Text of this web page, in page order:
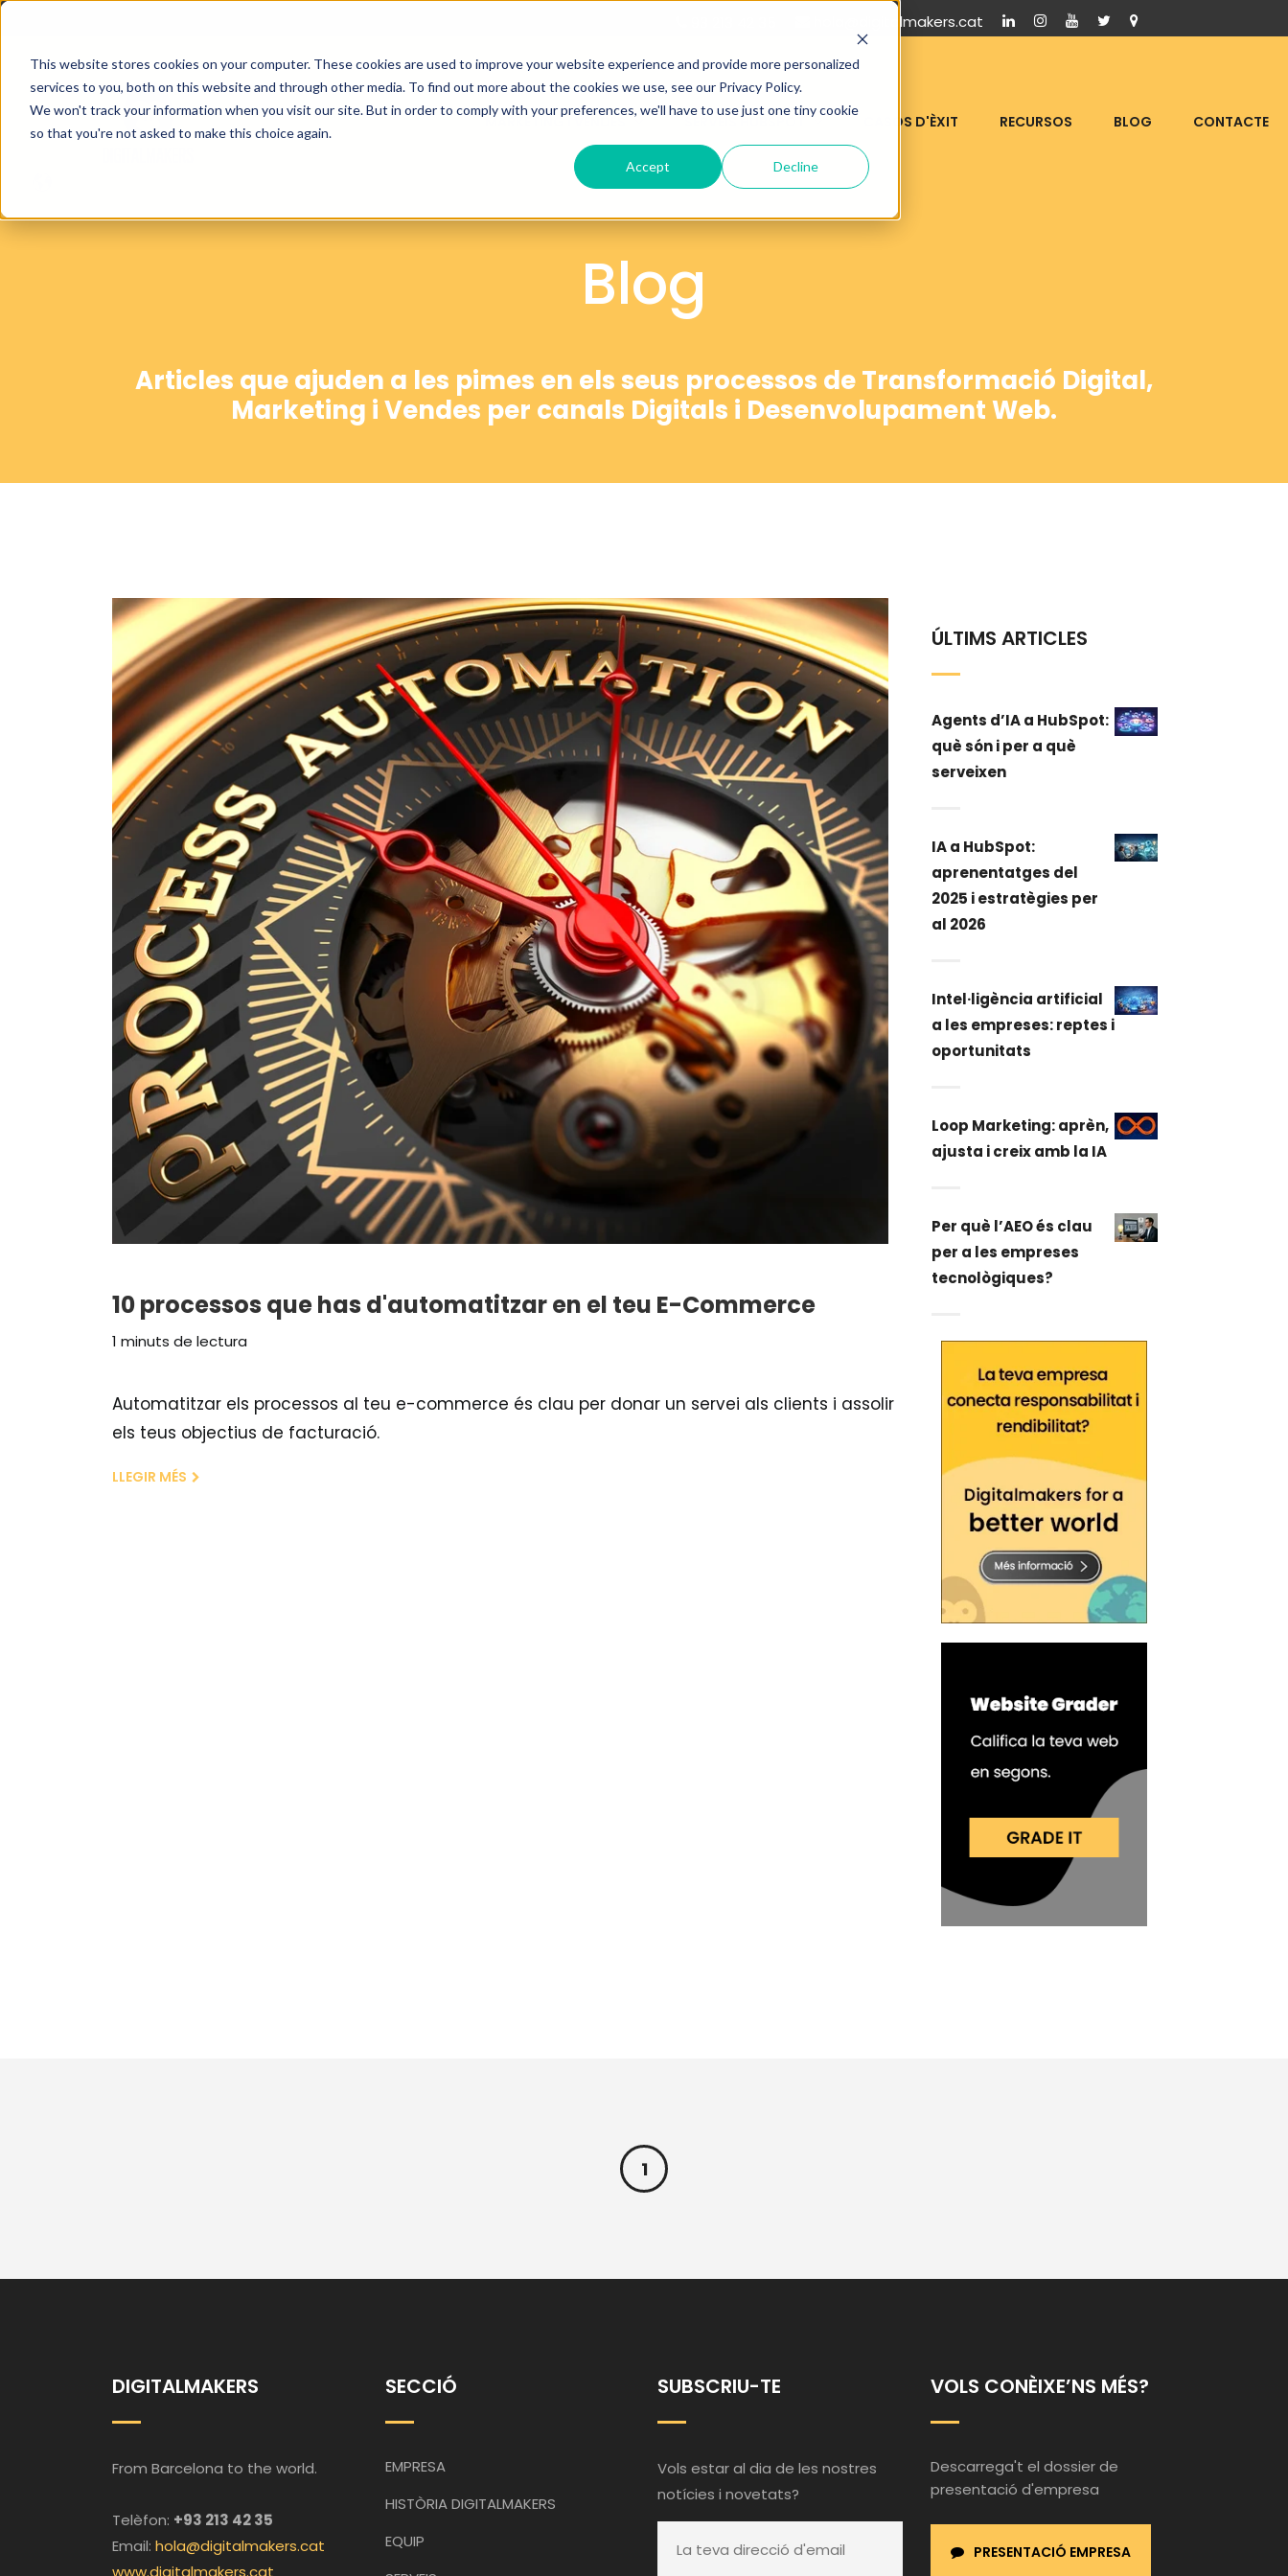
This website stores cookies on your computer. These cookies are used to improve your website experience and provide more personalized
services to you, both on this website and through other media. To find out more about the cookies we use, see our Privacy Policy.
We won't track your information when you visit our site. But in order to comply with your preferences, we'll have to use just one tiny cookie
so that you're not asked to make this choice again.
Accept Decline
hola@digitalmakers.cat
MARKETING I VENDES SERVEIS HUBSPOT CASOS D'ÈXIT RECURSOS BLOG CONTACTE
Blog
Articles que ajuden a les pimes en els seus processos de Transformació Digital,
Marketing i Vendes per canals Digitals i Desenvolupament Web.
10 processos que has d'automatitzar en el teu E-Commerce
1 minuts de lectura
Automatitzar els processos al teu e-commerce és clau per donar un servei als clients i assolir
els teus objectius de facturació.
LLEGIR MÉS
ÚLTIMS ARTICLES
Agents d’IA a HubSpot:
què són i per a què
serveixen
IA a HubSpot:
aprenentatges del
2025 i estratègies per
al 2026
Intel·ligència artificial
a les empreses: reptes i
oportunitats
Loop Marketing: aprèn,
ajusta i creix amb la IA
Per què l’AEO és clau
per a les empreses
tecnològiques?
1
DIGITALMAKERS
From Barcelona to the world.
Telèfon: +93 213 42 35
Email: hola@digitalmakers.cat
www.digitalmakers.cat
SECCIÓ
EMPRESA
HISTÒRIA DIGITALMAKERS
EQUIP
SUBSCRIU-TE
Vols estar al dia de les nostres
notícies i novetats?
VOLS CONÈIXE’NS MÉS?
Descarrega't el dossier de
presentació d'empresa
PRESENTACIÓ EMPRESA